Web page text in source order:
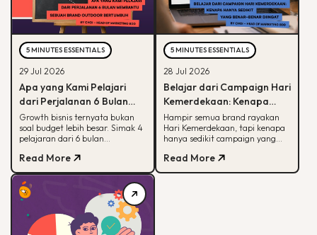
5 MINUTES ESSENTIALS
29 Jul 2026
Apa yang Kami Pelajari
dari Perjalanan 6 Bulan
Membantu Sebuah Brand
Outdoor Bertumbuh
Growth bisnis ternyata bukan
soal budget lebih besar. Simak 4
pelajaran dari 6 bulan
memahami peran tiap channel
marketing
Read More
5 MINUTES ESSENTIALS
28 Jul 2026
Belajar dari Campaign Hari
Kemerdekaan: Kenapa
Hanya Sedikit yang Benar-
Benar Diingat?
Hampir semua brand rayakan
Hari Kemerdekaan, tapi kenapa
hanya sedikit campaign yang
untuk bikin campaign yang
bermakna.
Read More